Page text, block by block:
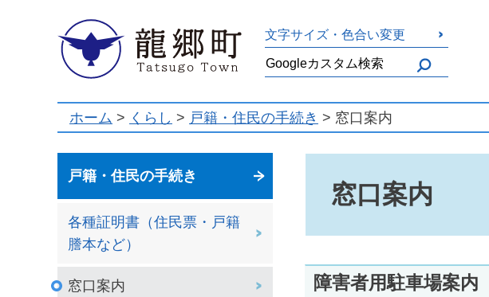
龍郷町 文字サイズ・色合い変更
ホーム > くらし > 戸籍・住民の手続き > 窓口案内
戸籍・住民の手続き
各種証明書（住民票・戸籍
謄本など）
窓口案内
窓口案内
障害者用駐車場案内